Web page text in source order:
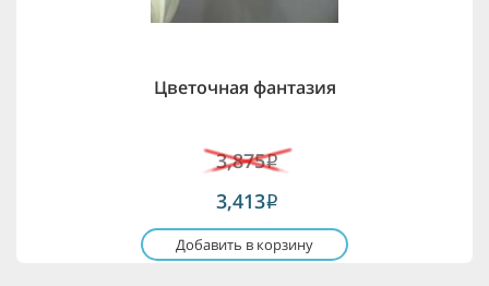
Цветочная фантазия
3,875i
3,413i
Добавить в корзину